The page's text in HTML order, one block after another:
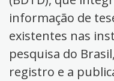
informação de
existentes nas
pesquisa do
registro e a